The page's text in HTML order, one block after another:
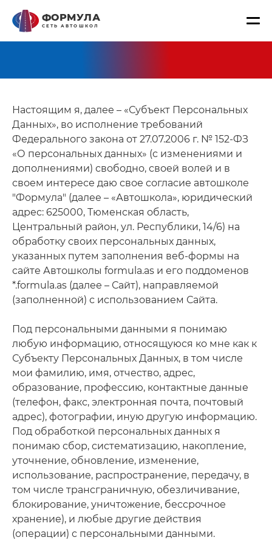
ФОРМУЛА
СЕТЬ АВТОШКОЛ
Настоящим я, далее – «Субъект Персональных
Данных», во исполнение требований
Федерального закона от 27.07.2006 г. № 152-ФЗ
«О персональных данных» (с изменениями и
дополнениями) свободно, своей волей и в
своем интересе даю свое согласие автошколе
"Формула" (далее – «Автошкола», юридический
адрес: 625000, Тюменская область,
Центральный район, ул. Республики, 14/6) на
обработку своих персональных данных,
указанных путем заполнения веб-формы на
сайте Автошколы formula.as и его поддоменов
*.formula.as (далее – Сайт), направляемой
(заполненной) с использованием Сайта.
Под персональными данными я понимаю
любую информацию, относящуюся ко мне как к
Субъекту Персональных Данных, в том числе
мои фамилию, имя, отчество, адрес,
образование, профессию, контактные данные
(телефон, факс, электронная почта, почтовый
адрес), фотографии, иную другую информацию.
Под обработкой персональных данных я
понимаю сбор, систематизацию, накопление,
уточнение, обновление, изменение,
использование, распространение, передачу, в
том числе трансграничную, обезличивание,
блокирование, уничтожение, бессрочное
хранение), и любые другие действия
(операции) с персональными данными.